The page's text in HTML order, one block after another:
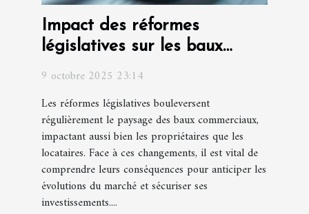
Impact des réformes
législatives sur les baux
commerciaux
9 octobre 2025 23:14
Les réformes législatives bouleversent
régulièrement le paysage des baux commerciaux,
impactant aussi bien les propriétaires que les
locataires. Face à ces changements, il est vital de
comprendre leurs conséquences pour anticiper les
évolutions du marché et sécuriser ses
investissements....